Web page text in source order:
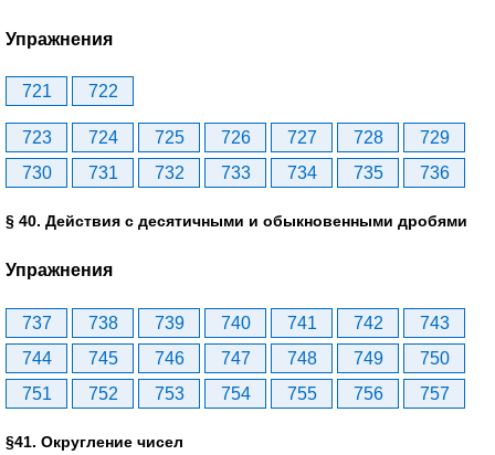
Упражнения
721 722
723 724 725 726 727 728
729
730
731 732 733 734 735 736
§ 40. Действия с десятичными и обыкновенными дробями
Упражнения
737 738 739 740 741 742
743
744
745 746 747 748 749
750
751
752 753 754 755 756 757
§41. Округление чисел